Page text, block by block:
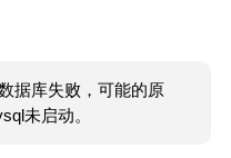
据库失败，可能的原
未启动。